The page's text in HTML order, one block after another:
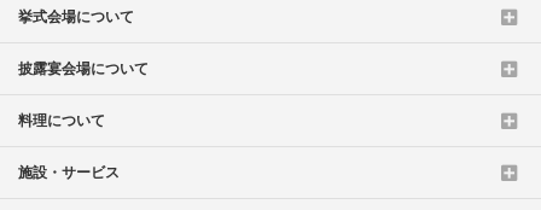
挙式会場について
披露宴会場について
料理について
施設・サービス